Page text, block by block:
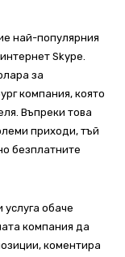
най-популярния
Skype.
за
компания, която
Въпреки това
приходи, тъй
безплатните
обаче
компания да
коментира